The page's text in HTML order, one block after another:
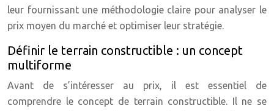
leur fournissant une méthodologie claire pour analyser le
prix moyen du marché et optimiser leur stratégie.
Définir le terrain constructible : un concept
multiforme
Avant de s’intéresser au prix, il est essentiel de
comprendre le concept de terrain constructible. Il ne se